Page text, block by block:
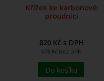
Křížek ke karbonové
proudnici
820 Kč s DPH
678 Kč bez DPH
Do košíku